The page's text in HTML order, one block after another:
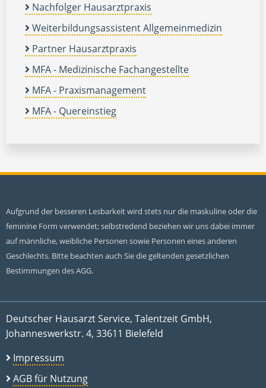
Nachfolger Hausarztpraxis
Weiterbildungsassistent Allgemeinmedizin
Partner Hausarztpraxis
MFA - Medizinische Fachangestellte
MFA - Praxismanagement
MFA - Quereinstieg
Aufgrund der besseren Lesbarkeit wird stets nur die maskuline oder die
feminine Form verwendet; selbstredend beziehen wir uns dabei immer
auf männliche, weibliche Personen sowie Personen eines anderen
Geschlechts. Bitte beachten auch Sie die geltenden gesetzlichen
Bestimmungen des AGG.
Deutscher Hausarzt Service, Talentzeit GmbH,
Johanneswerkstr. 4, 33611 Bielefeld
Impressum
AGB für Nutzung